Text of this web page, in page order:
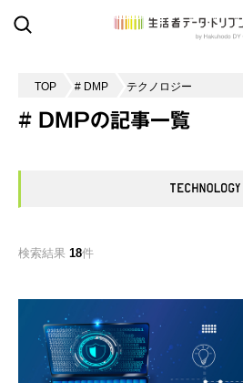
TOP # DMP テクノロジー
# DMPの記事一覧
検索結果 18件